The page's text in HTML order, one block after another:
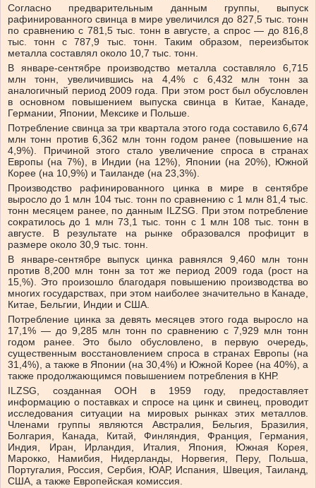
Согласно предварительным данным группы, выпуск
рафинированного свинца в мире увеличился до 827,5 тыс. тонн
по сравнению с 781,5 тыс. тонн в августе, а спрос — до 816,8
тыс. тонн с 787,9 тыс. тонн. Таким образом, переизбыток
металла составлял около 10,7 тыс. тонн.
В январе-сентябре производство металла составляло 6,715
млн тонн, увеличившись на 4,4% с 6,432 млн тонн за
аналогичный период 2009 года. При этом рост был обусловлен
в основном повышением выпуска свинца в Китае, Канаде,
Германии, Японии, Мексике и Польше.
Потребление свинца за три квартала этого года составило 6,674
млн тонн против 6,362 млн тонн годом ранее (повышение на
4,9%). Причиной этого стало увеличение спроса в странах
Европы (на 7%), в Индии (на 12%), Японии (на 20%), Южной
Корее (на 10,9%) и Таиланде (на 23,3%).
Производство рафинированного цинка в мире в сентябре
выросло до 1 млн 104 тыс. тонн по сравнению с 1 млн 81,4 тыс.
тонн месяцем ранее, по данным ILZSG. При этом потребление
сократилось до 1 млн 73,1 тыс. тонн с 1 млн 108 тыс. тонн в
августе. В результате на рынке образовался профицит в
размере около 30,9 тыс. тонн.
В январе-сентябре выпуск цинка равнялся 9,460 млн тонн
против 8,200 млн тонн за тот же период 2009 года (рост на
15,%). Это произошло благодаря повышению производства во
многих государствах, при этом наиболее значительно в Канаде,
Китае, Бельгии, Индии и США.
Потребление цинка за девять месяцев этого года выросло на
17,1% — до 9,285 млн тонн по сравнению с 7,929 млн тонн
годом ранее. Это было обусловлено, в первую очередь,
существенным восстановлением спроса в странах Европы (на
31,4%), а также в Японии (на 30,4%) и Южной Корее (на 40%), а
также продолжающимся повышением потребления в КНР.
ILZSG, созданная ООН в 1959 году, предоставляет
информацию о поставках и спросе на цинк и свинец, проводит
исследования ситуации на мировых рынках этих металлов.
Членами группы являются Австралия, Бельгия, Бразилия,
Болгария, Канада, Китай, Финляндия, Франция, Германия,
Индия, Иран, Ирландия, Италия, Япония, Южная Корея,
Марокко, Намибия, Нидерланды, Норвегия, Перу, Польша,
Португалия, Россия, Сербия, ЮАР, Испания, Швеция, Таиланд,
США, а также Европейская комиссия.